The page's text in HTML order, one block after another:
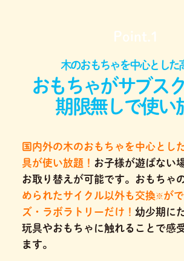
Point.1
木のおもちゃを中心とした
おもちゃがサブス
期限無しで使い
国内外の木のおもちゃを中心とし
具が使い放題！ お子様が遊ばない
お取り替えが可能です。おもちゃ
められたサイクル以外も交換※ が
ズ・ラボラトリーだけ！ 幼少期に
玩具やおもちゃに触れることで感
ます。